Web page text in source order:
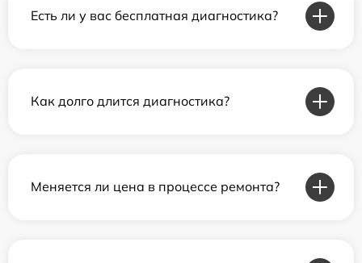
Есть ли у вас бесплатная диагностика?
Как долго длится диагностика?
Меняется ли цена в процессе ремонта?